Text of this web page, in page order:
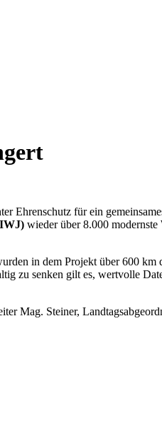
Ehrenschutz für ein
wieder über 8.000
in dem Projekt über 600
zu senken gilt es, wertvolle
Mag. Steiner,